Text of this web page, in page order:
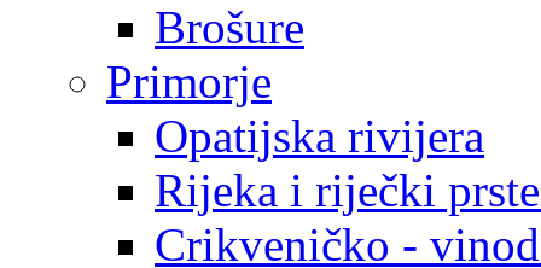
Brošure
Primorje
Opatijska rivijera
Rijeka i riječki
Crikveničko -